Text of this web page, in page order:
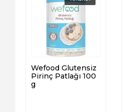
Wefood Glutensiz
Pirinç Patlağı 100
g